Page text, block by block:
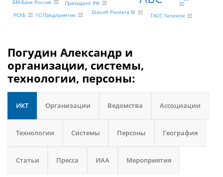
БМ-Банк Россия Президент РФ
РСХБ 1С:Предприятие Diasoft Flextera BI
ТАСС Телеком
Погудин Александр и
организации, системы,
технологии, персоны:
ИКТ Организации Ведомства Ассоциации
Технологии Системы Персоны География
Статьи Пресса ИАА Мероприятия